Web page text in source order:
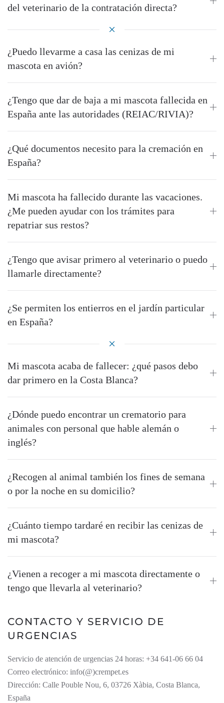
del veterinario de la contratación directa?
¿Puedo llevarme a casa las cenizas de mi
mascota en avión?
¿Tengo que dar de baja a mi mascota fallecida en
España ante las autoridades (REIAC/RIVIA)?
¿Qué documentos necesito para la cremación en
España?
Mi mascota ha fallecido durante las vacaciones.
¿Me pueden ayudar con los trámites para
repatriar sus restos?
¿Tengo que avisar primero al veterinario o puedo
llamarle directamente?
¿Se permiten los entierros en el jardín particular
en España?
Mi mascota acaba de fallecer: ¿qué pasos debo
dar primero en la Costa Blanca?
¿Dónde puedo encontrar un crematorio para
animales con personal que hable alemán o
inglés?
¿Recogen al animal también los fines de semana
o por la noche en su domicilio?
¿Cuánto tiempo tardaré en recibir las cenizas de
mi mascota?
¿Vienen a recoger a mi mascota directamente o
tengo que llevarla al veterinario?
CONTACTO Y SERVICIO DE
URGENCIAS
Servicio de atención de urgencias 24 horas: +34 641-06 66 04
Correo electrónico: info(@)crempet.es
Dirección: Calle Pouble Nou, 6, 03726 Xàbia, Costa Blanca,
España